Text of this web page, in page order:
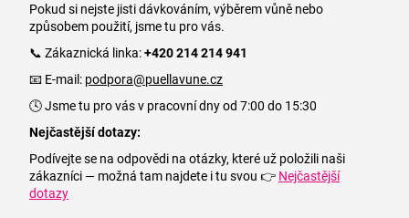
Pokud si nejste jisti dávkováním, výběrem vůně nebo
způsobem použití, jsme tu pro vás.
📞 Zákaznická linka:+420 214 214 941
📧 E-mail: podpora@puellavune.cz
🕓 Jsme tu pro vás v pracovní dny od 7:00 do 15:30
Nejčastější dotazy:
Podívejte se na odpovědi na otázky, které už položili naši
zákazníci — možná tam najdete i tu svou 👉 Nejčastější
dotazy